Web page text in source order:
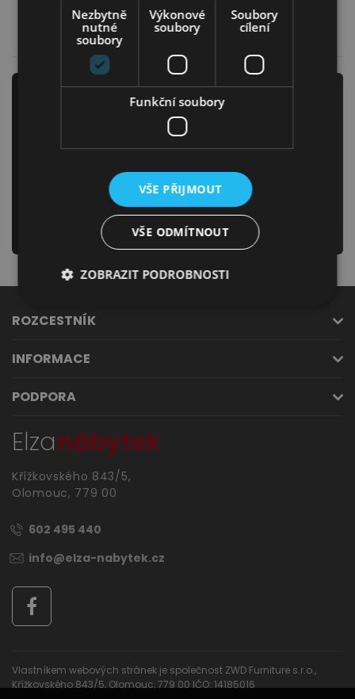
Jídelna
Předsíně
Více informací Více informací
Newsletter
Odebírejte náš newsletter
a už nikdy Vám neunikne žádná novinka či akce!
odeslat
ROZCESTNÍK
INFORMACE
PODPORA
Elzanábytek
Křížkovského 843/5,
Olomouc, 779 00
602 495 440
info@elza-nabytek.cz
Vlastníkem webových stránek je společnost ZWD Furniture s.r.o.,
Křížkovského 843/5, Olomouc, 779 00 IČO: 14185016
Nezbytně
nutné
soubory
Výkonové
soubory
Soubory
cílení
Funkční soubory
VŠE PŘIJMOUT
VŠE ODMÍTNOUT
ZOBRAZIT PODROBNOSTI